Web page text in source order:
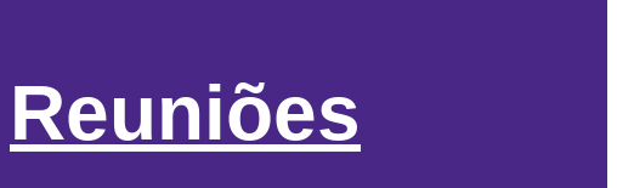
Reuniões